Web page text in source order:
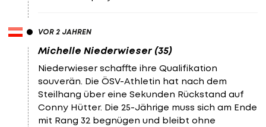
VOR 2 JAHREN
Michelle Niederwieser (35)
Niederwieser schaffte ihre Qualifikation
souverän. Die ÖSV-Athletin hat nach dem
Steilhang über eine Sekunden Rückstand auf
Conny Hütter. Die 25-Jährige muss sich am Ende
mit Rang 32 begnügen und bleibt ohne